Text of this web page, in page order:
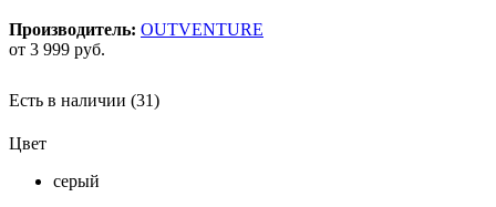
Производитель: OUTVENTURE
от 3 999 руб.
Есть в наличии (31)
Цвет
серый